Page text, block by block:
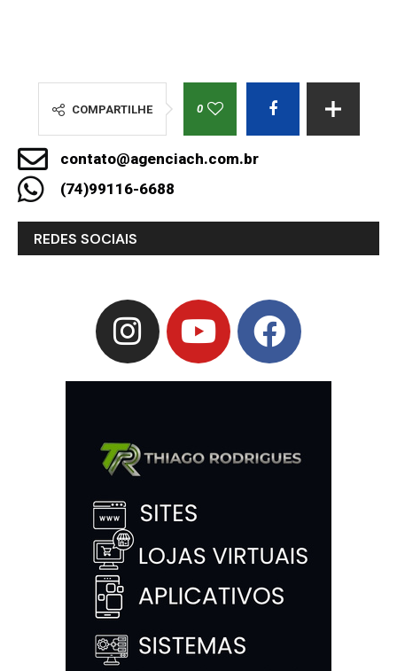
COMPARTILHE 0
contato@agenciach.com.br
(74)99116-6688
REDES SOCIAIS